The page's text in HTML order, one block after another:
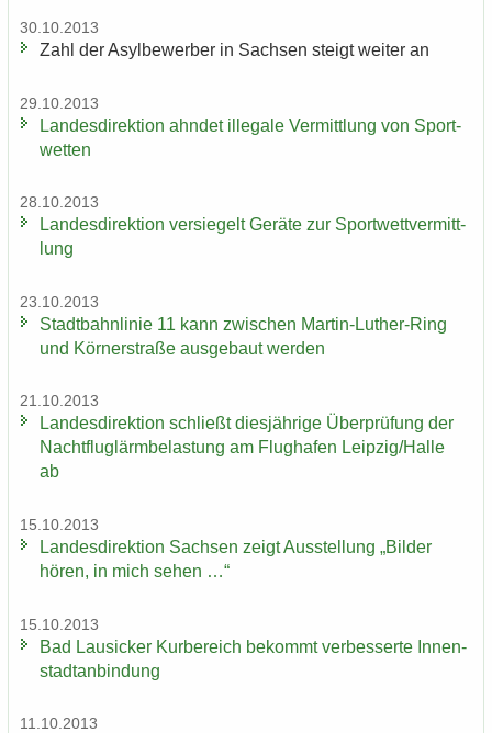
30.10.2013
Zahl der Asyl­be­wer­ber in Sach­sen steigt wei­ter an
29.10.2013
Lan­des­di­rek­ti­on ahn­det il­le­ga­le Ver­mitt­lung von Sport­
wet­ten
28.10.2013
Lan­des­di­rek­ti­on ver­sie­gelt Ge­rä­te zur Sport­wett­ver­mitt­
lung
23.10.2013
Stadt­bahn­li­nie 11 kann zwi­schen Martin-​Luther-Ring
und Körn­er­stra­ße aus­ge­baut wer­den
21.10.2013
Lan­des­di­rek­ti­on schließt dies­jäh­ri­ge Über­prü­fung der
Nacht­flug­lärm­be­las­tung am Flug­ha­fen Leip­zig/Halle
ab
15.10.2013
Lan­des­di­rek­ti­on Sach­sen zeigt Aus­stel­lung „Bil­der
hören, in mich sehen …“
15.10.2013
Bad Lau­si­cker Kur­be­reich be­kommt ver­bes­ser­te In­nen­
stadt­an­bin­dung
11.10.2013